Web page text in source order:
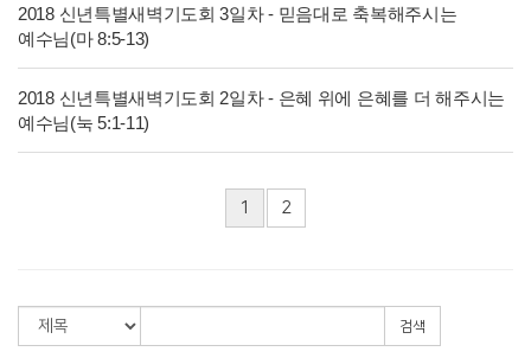
2018 신년특별새벽기도회 3일차 - 믿음대로 축복해주시는
예수님(마 8:5-13)
2018 신년특별새벽기도회 2일차 - 은혜 위에 은혜를 더 해주시는
예수님(눅 5:1-11)
1 2
검색